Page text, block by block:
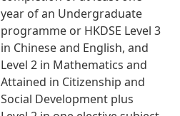
year of an Undergraduate
programme or HKDSE Level 3
in Chinese and English, and
Level 2 in Mathematics and
Attained in Citizenship and
Social Development plus